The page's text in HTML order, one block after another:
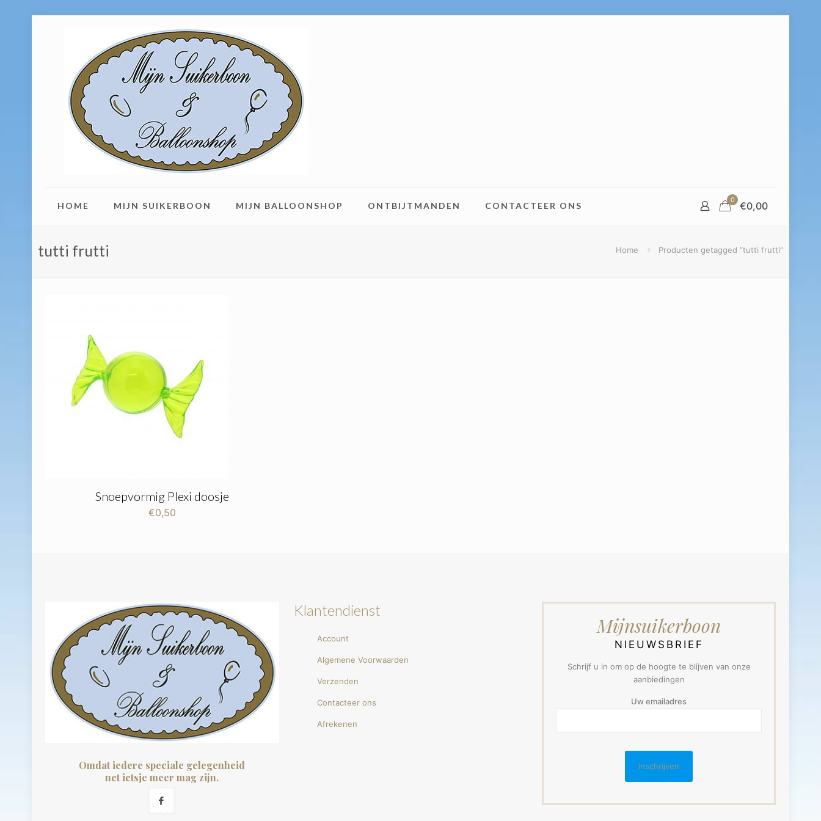
HOME MIJN SUIKERBOON MIJN BALLOONSHOP ONTBIJTMANDEN CONTACTEER ONS
0 €0,00
tutti frutti Home Producten getagged “tutti frutti”
Snoepvormig Plexi doosje
€0,50
Omdat iedere speciale gelegenheid
net ietsje meer mag zijn.
Klantendienst
Account
Algemene Voorwaarden
Verzenden
Contacteer ons
Afrekenen
Mijnsuikerboon
NIEUWSBRIEF
Schrijf u in om op de hoogte te blijven van onze
aanbiedingen
Uw emailadres